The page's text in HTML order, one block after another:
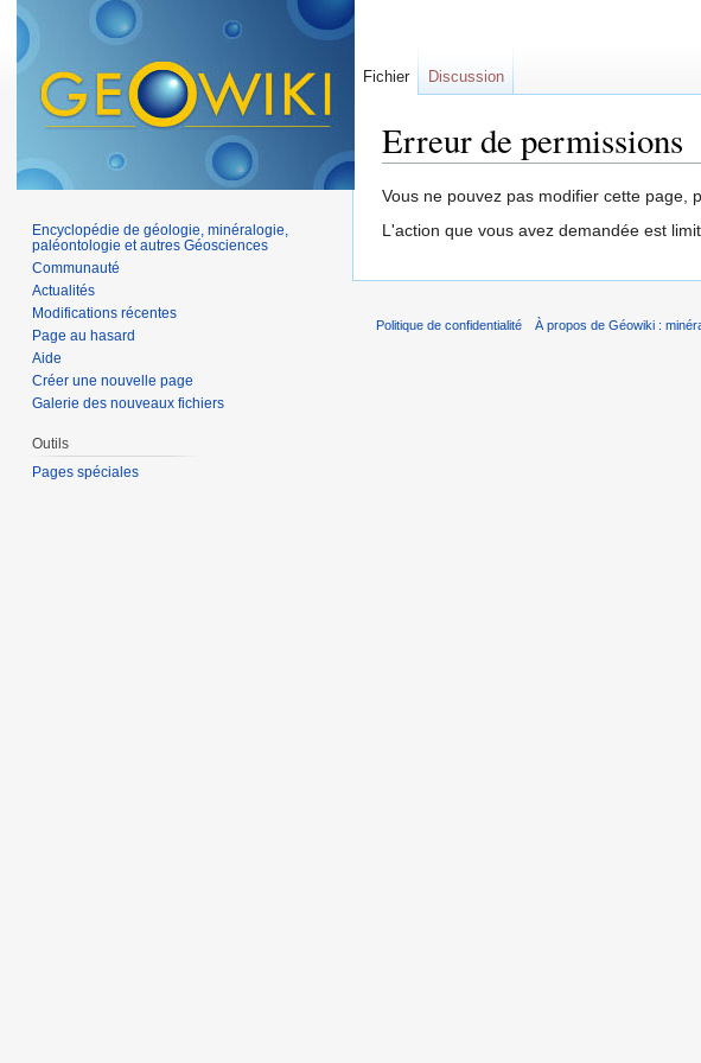
Erreur de permissions
Vous ne pouvez pas modifier cette page,
L'action que vous avez demandée est
Fichier Discussion
Encyclopédie de géologie, minéralogie,
paléontologie et autres Géosciences
Communauté
Actualités
Modifications récentes
Page au hasard
Aide
Créer une nouvelle page
Galerie des nouveaux fichiers
Outils
Pages spéciales
Politique de confidentialité À propos de Géowiki :